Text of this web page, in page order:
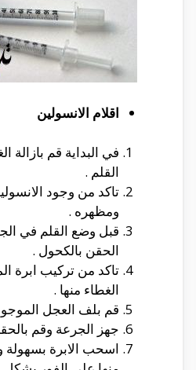
اقلام الانسولين
في البداية قم بازالة
القلم .
تاكد من وجود
ومظهره .
قبل وضع القلم في
الحقن بالكحول .
تاكد من تركيب ابرة
الغطاء منها .
قم بلف العجل
جهز الجرعة وقم
اسحب الابرة بسهولة